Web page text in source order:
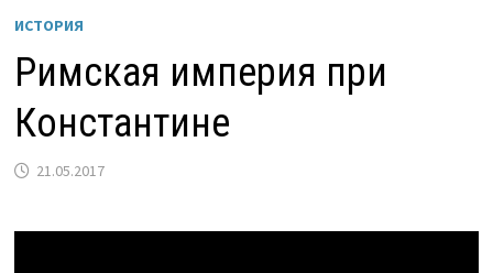
ИСТОРИЯ
Римская империя при
Константине
21.05.2017